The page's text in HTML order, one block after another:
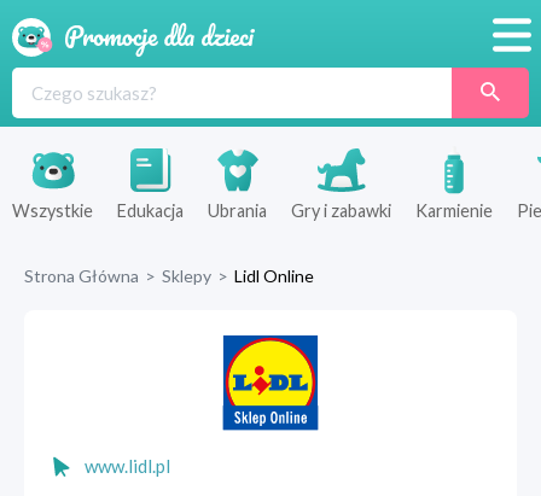
Produkty
Sklepy
Wszystkie Edukacja Ubrania Gry i zabawki Karmienie
Strona Główna > Sklepy > Lidl Online
www.lidl.pl